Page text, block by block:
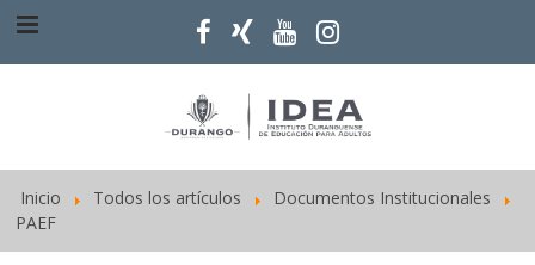
Inicio Todos los artículos
Documentos Institucionales
PAEF